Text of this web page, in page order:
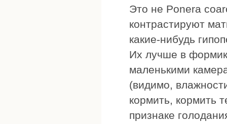
Это не Ponera
контрастируют
какие-нибудь
Их лучше в
маленькими
(видимо,
кормить, кормить
признаке